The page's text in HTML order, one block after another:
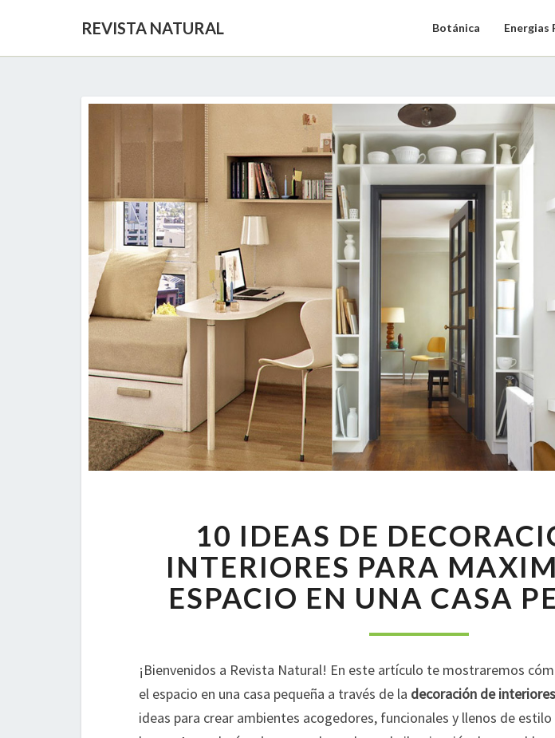
REVISTA NATURAL Botánica Energias
IDEAS
DE
DECORACIÓN
DE
INTERIORES
PARA
EL
ESPACIO
EN
UNA
10 IDEAS DE
INTERIORES PARA
ESPACIO EN UNA CASA
¡Bienvenidos a Revista Natural! En este artículo te mostraremos
el espacio en una casa pequeña a través de la decoración de interiores
ideas para crear ambientes acogedores, funcionales y llenos de